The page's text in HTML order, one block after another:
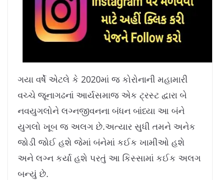
ગયા વર્ષે એટલે કે 2020માં જ કોરોનાની મહામારી
વચ્ચે જૂનાગઢનાં આર્યસમાજ એક ટ્રસ્ટ દ્વારા બે
નવયુગલોને લગ્નજીવનના બંધન બાંધ્યા આ બંને
યુગલો ખૂબ જ અલગ છે.અત્યાર સુધી તમને અનેક
જોડી જોઈ હશે જેમાં બંનેમાં કઈક ખામીઓ હશે
અને લગ્ન કર્યા હશે પરતું આ કિસ્સામાં કઈક અલગ
બન્યું છે.